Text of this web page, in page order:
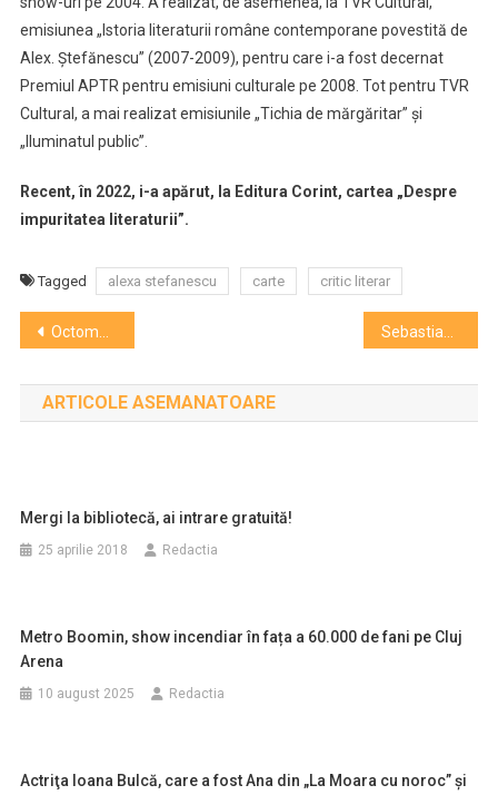
emisiunea „Istoria literaturii române contemporane povestită de
Alex. Ştefănescu” (2007-2009), pentru care i-a fost decernat
Premiul APTR pentru emisiuni culturale pe 2008. Tot pentru TVR
Cultural, a mai realizat emisiunile „Tichia de mărgăritar” şi
„Iluminatul public”.
Recent, în 2022, i-a apărut, la Editura Corint, cartea „Despre
impuritatea literaturii”.
Tagged alexa stefanescu carte critic literar
Navigare
în
articole
Octombrie 1448: povestea înfrângerii catastrofale suferite de armata maghiaro-română a lui Iancu de Hunedoara, la Kosovopolje Sebastian Stan, după ce a câştigat Ursul de Argint pentru interpretare: Pentru un băieţel din România, acest lucru înseamnă foarte mult – VIDEO
ARTICOLE ASEMANATOARE
Mergi la bibliotecă, ai intrare gratuită!
25 aprilie 2018 Redactia
Metro Boomin, show incendiar în fața a 60.000 de fani pe Cluj
Arena
10 august 2025 Redactia
Actriţa Ioana Bulcă, care a fost Ana din „La Moara cu noroc” şi